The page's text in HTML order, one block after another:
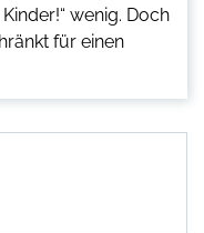
wenig. Doch
für einen